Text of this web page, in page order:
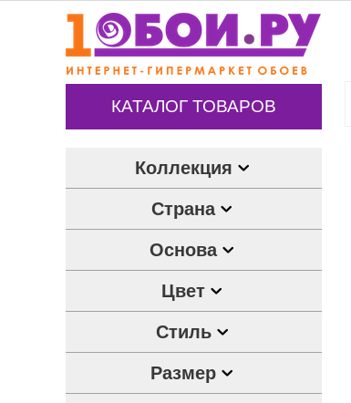
КАТАЛОГ ТОВАРОВ
Коллекция
Страна
Основа
Цвет
Стиль
Размер